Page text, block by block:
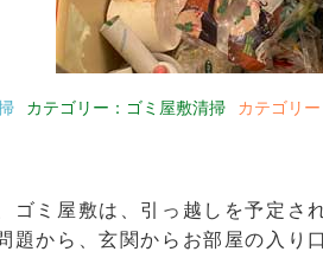
カテゴリー：ゴミ屋敷清掃 カテゴリ
ゴミ屋敷は、引っ越しを予定さ
題から、玄関からお部屋の入り